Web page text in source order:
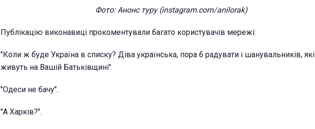
Фото: Анонс туру (instagram.com/anilorak)
Публікацію виконавиці прокоментували багато користувачів мережі:
"Коли ж буде Україна в списку? Діва українська, пора б радувати і шанувальників, які
живуть на Вашій Батьківщині".
"Одеси не бачу".
"А Харків?".